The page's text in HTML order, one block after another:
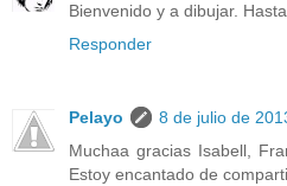
Bienvenido y a dibujar.
Responder
Pelayo
8 de julio de
Muchaa gracias Isabell,
Estoy encantado de